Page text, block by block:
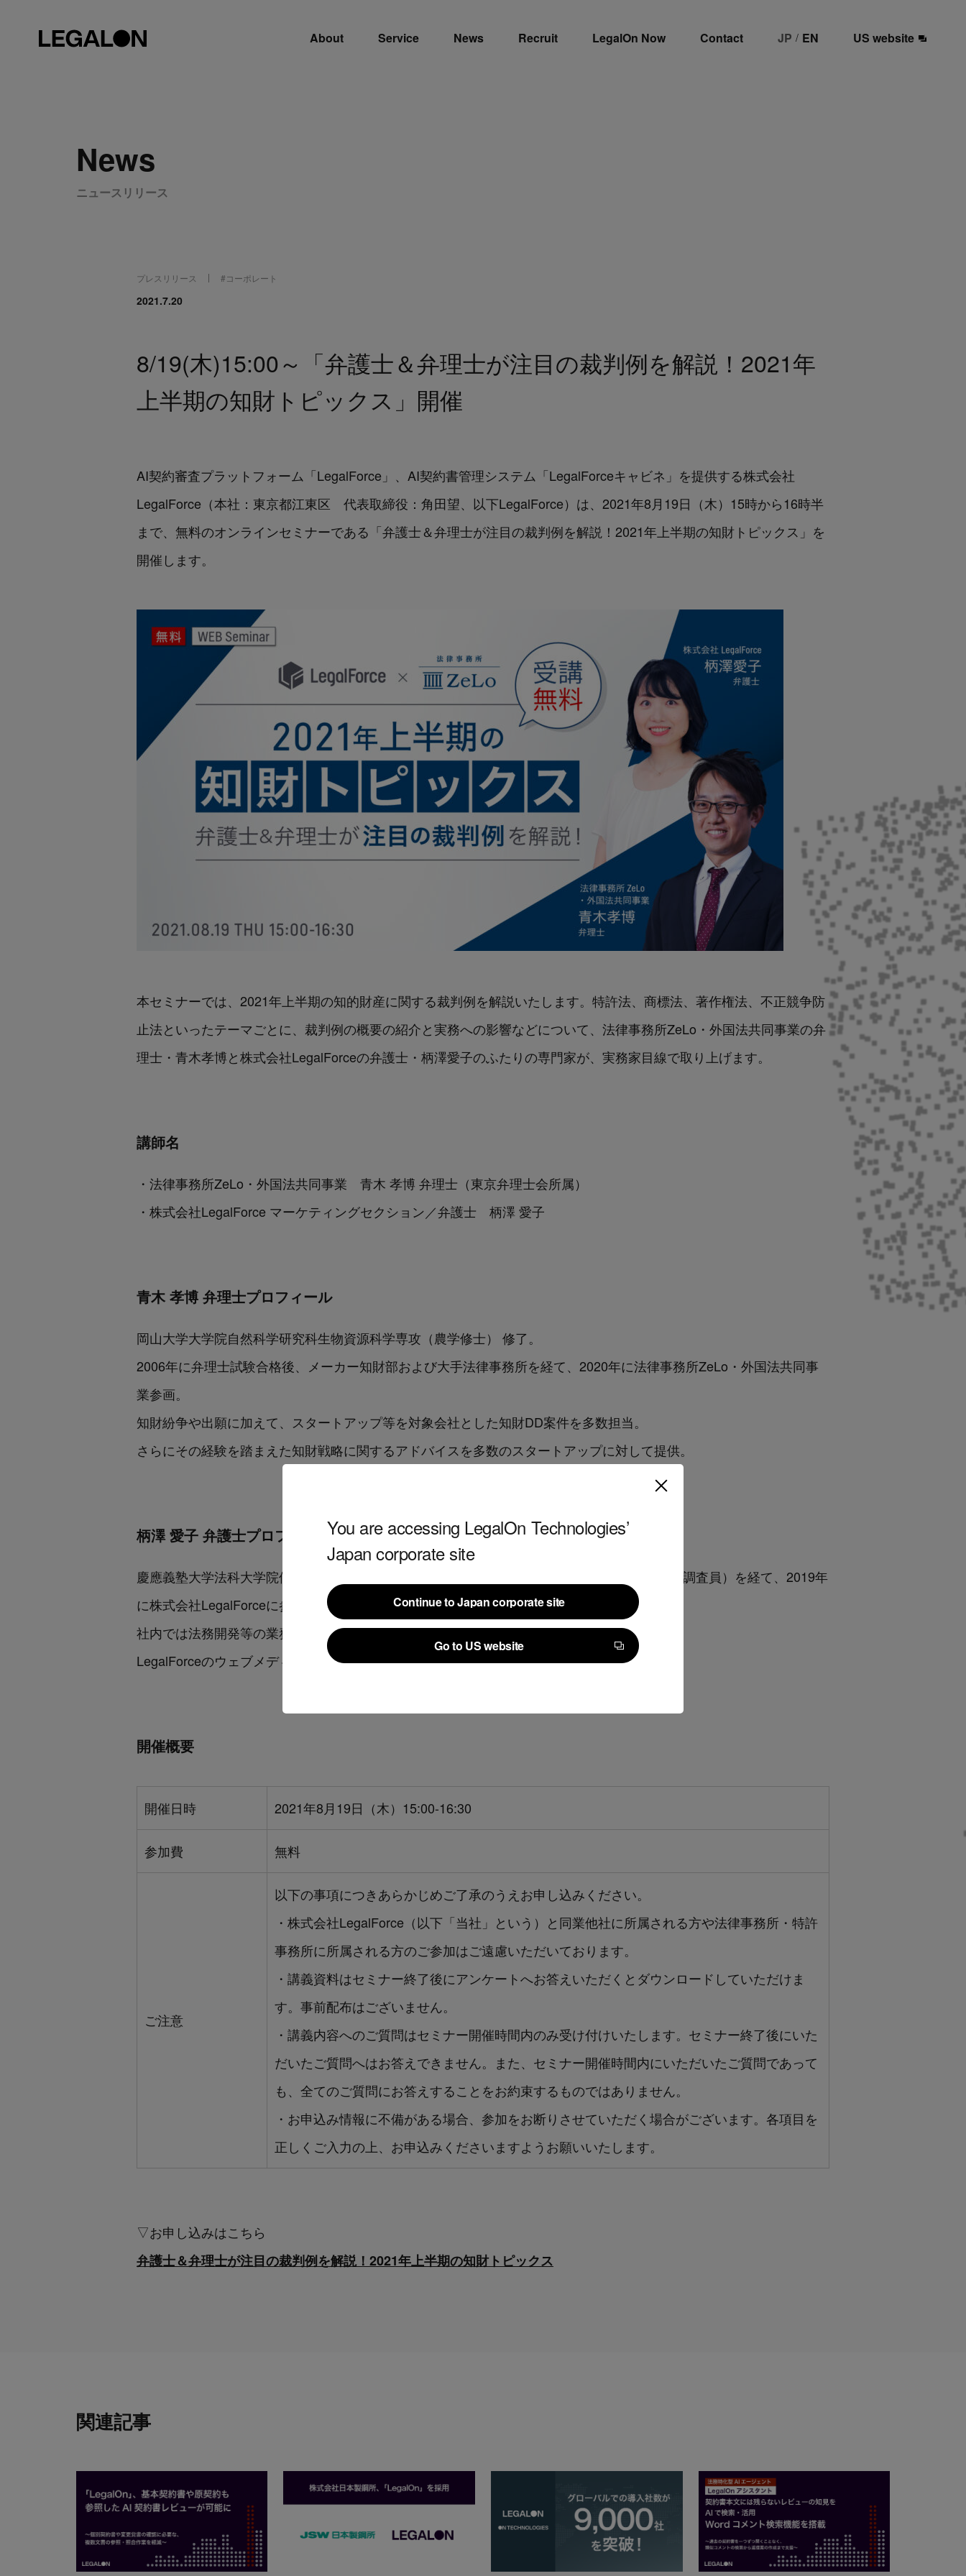
About Service News Recruit LegalOn Now Contact JP / EN US website
You are accessing LegalOn Technologies’
Japan corporate site
Continue to Japan corporate site
Continue to Japan corporate site
Go to US website
Go to US website
News
ニュースリリース
プレスリリース #コーポレート
2021.7.20
8/19(木)15:00～「弁護士＆弁理士が注目の裁判例を解説！2021年
上半期の知財トピックス」開催
AI契約審査プラットフォーム「LegalForce」、AI契約書管理システム「LegalForceキャビネ」を提供する株式会社
LegalForce（本社：東京都江東区 代表取締役：角田望、以下LegalForce）は、2021年8月19日（木）15時から16時半
まで、 無料のオンラインセミナーである 「弁護士＆弁理士が注目の裁判例を解説！2021年上半期の知財トピックス 」 を
開催します。
本セミナーでは、2021年上半期の知的財産に関する裁判例を解説いたします。特許法、商標法、著作権法、不正競争防
止法といったテーマごとに、裁判例の概要の紹介と実務への影響などについて、法律事務所ZeLo・外国法共同事業の弁
理士・青木孝博と株式会社LegalForceの弁護士・柄澤愛子のふたりの専門家が、実務家目線で取り上げます。
講師名
・法律事務所ZeLo・外国法共同事業 青木 孝博 弁理士（東京弁理士会所属）
・株式会社LegalForce マーケティングセクション／弁護士 柄澤 愛子
青木 孝博 弁理士プロフィール
岡山大学大学院自然科学研究科生物資源科学専攻（農学修士） 修了。
2006年に弁理士試験合格後、メーカー知財部および大手法律事務所を経て、2020年に法律事務所ZeLo・外国法共同事
業参画。
知財紛争や出願に加えて、スタートアップ等を対象会社とした知財DD案件を多数担当。
さらにその経験を踏まえた知財戦略に関するアドバイスを多数のスタートアップに対して提供。
柄澤 愛子 弁護士プロフィール
慶應義塾大学法科大学院修了。2012年弁護士登録。都内法律事務所、特許庁審判部（審・判決調査員）を経て、2019年
に株式会社LegalForceに参画。
社内では法務開発等の業務を経て、現在はマーケティングを担当する。
LegalForceのウェブメディア「契約ウォッチ」の企画・執筆にも携わる。
開催概要
開催日時 2021年8月19日（木）15:00-16:30
参加費 無料
ご注意
以下の事項につきあらかじめご了承のうえお申し込みください。
・株式会社LegalForce（以下「当社」という）と同業他社に所属される方や法律事務所・特許
事務所に所属される方のご参加はご遠慮いただいております。
・講義資料はセミナー終了後にアンケートへお答えいただくとダウンロードしていただけま
す。事前配布はございません。
・講義内容へのご質問はセミナー開催時間内のみ受け付けいたします。セミナー終了後にいた
だいたご質問へはお答えできません。また、セミナー開催時間内にいただいたご質問であって
も、全てのご質問にお答えすることをお約束するものではありません。
・お申込み情報に不備がある場合、参加をお断りさせていただく場合がございます。各項目を
正しくご入力の上、お申込みくださいますようお願いいたします。
▽お申し込みはこちら
弁護士＆弁理士が注目の裁判例を解説！2021年上半期の知財トピックス
関連記事